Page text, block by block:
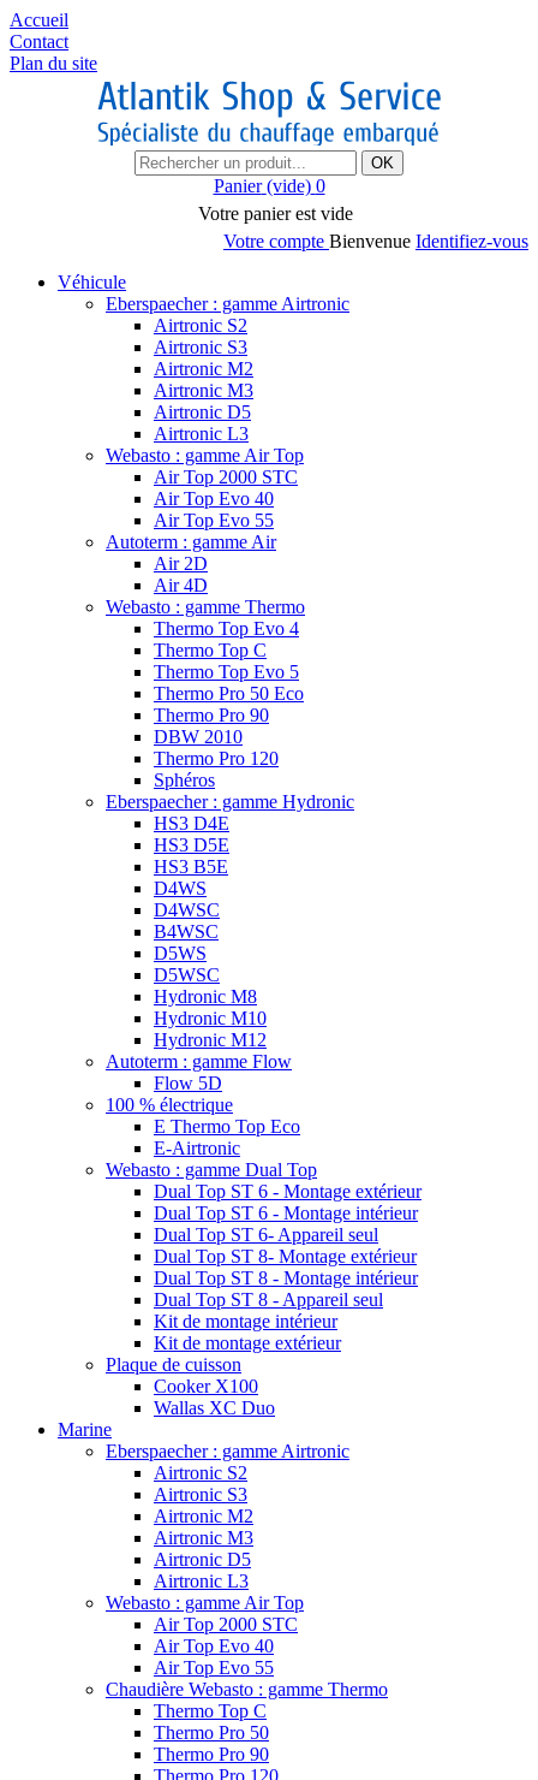
Accueil
Contact
Plan du site
OK
Panier (vide) 0
Votre panier est vide
Votre compte Bienvenue Identifiez-vous
Véhicule
Eberspaecher : gamme Airtronic
Airtronic S2
Airtronic S3
Airtronic M2
Airtronic M3
Airtronic D5
Airtronic L3
Webasto : gamme Air Top
Air Top 2000 STC
Air Top Evo 40
Air Top Evo 55
Autoterm : gamme Air
Air 2D
Air 4D
Webasto : gamme Thermo
Thermo Top Evo 4
Thermo Top C
Thermo Top Evo 5
Thermo Pro 50 Eco
Thermo Pro 90
DBW 2010
Thermo Pro 120
Sphéros
Eberspaecher : gamme Hydronic
HS3 D4E
HS3 D5E
HS3 B5E
D4WS
D4WSC
B4WSC
D5WS
D5WSC
Hydronic M8
Hydronic M10
Hydronic M12
Autoterm : gamme Flow
Flow 5D
100 % électrique
E Thermo Top Eco
E-Airtronic
Webasto : gamme Dual Top
Dual Top ST 6 - Montage extérieur
Dual Top ST 6 - Montage intérieur
Dual Top ST 6- Appareil seul
Dual Top ST 8- Montage extérieur
Dual Top ST 8 - Montage intérieur
Dual Top ST 8 - Appareil seul
Kit de montage intérieur
Kit de montage extérieur
Plaque de cuisson
Cooker X100
Wallas XC Duo
Marine
Eberspaecher : gamme Airtronic
Airtronic S2
Airtronic S3
Airtronic M2
Airtronic M3
Airtronic D5
Airtronic L3
Webasto : gamme Air Top
Air Top 2000 STC
Air Top Evo 40
Air Top Evo 55
Chaudière Webasto : gamme Thermo
Thermo Top C
Thermo Pro 50
Thermo Pro 90
Thermo Pro 120